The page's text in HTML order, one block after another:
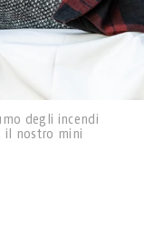
degli incendi
il nostro mini